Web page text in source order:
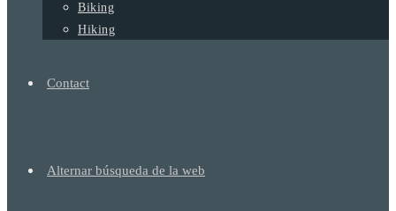
Biking
Hiking
Contact
Alternar búsqueda de la web